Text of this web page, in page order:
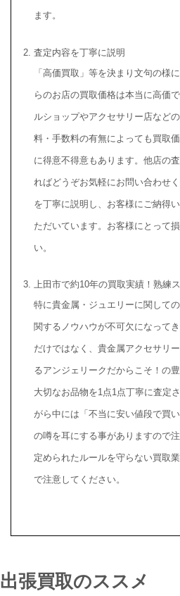
ます。
査定内容を丁寧に説明
「高価買取」等を決まり文句の様
らのお店の買取価格は本当に高価
ルショップやアクセサリー店など
料・手数料の有無によっても買取
に得意不得意もあります。他店の
ればどうぞお気軽にお問い合わせ
を丁寧に説明し、お客様にご納得
ただいています。お客様にとって
い。
上田市で約10年の買取実績！熟練
特に貴金属・ジュエリーに関して
関するノウハウが不可欠になって
だけではなく、貴金属アクセサリ
るアンジェリークだからこそ！の
大切なお品物を1点1点丁寧に査定
がら中には「不当に安い値段で買
の噂を耳にする事がありますので
定められたルールを守らない買取
で注意してください。
出張買取のススメ